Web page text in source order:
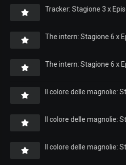
Tracker: Stagione 3 x
The intern: Stagione 6 x
The intern: Stagione 6 x
Il colore delle magnolie:
Il colore delle magnolie:
Il colore delle magnolie: